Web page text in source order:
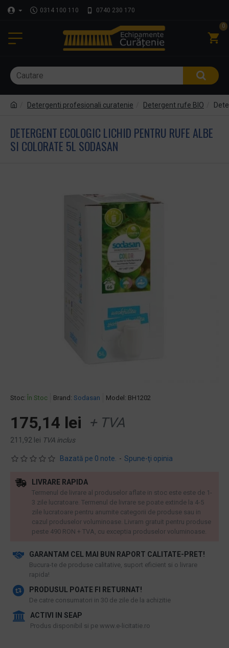
0314 100 110 0740 230 170
0
Detergenti profesionali curatenie Detergent rufe BIO
DETERGENT ECOLOGIC LICHID PENTRU RUFE ALBE
SI COLORATE 5L SODASAN
Stoc: În Stoc Brand: Sodasan Model: BH1202
Bazată pe 0 note. - Spune-ţi opinia
175,14 lei + TVA
211,92 lei TVA inclus
GARANTAM CEL MAI BUN RAPORT CALITATE-PRET!
​Bucura-te de produse calitative, suport eficient si o livrare
rapida!
PRODUSUL POATE FI RETURNAT!
De catre consumatori in 30 de zile de la achizitie
ACTIVI IN SEAP
Produs disponibil si pe www.e-licitatie.ro
LIVRARE RAPIDA
Termenul de livrare al produselor aflate in stoc este este de 1-
3 zile lucratoare. Termenul de livrare se poate extinde la 4-5
zile lucratoare pentru anumite categorii de produse sau in
cazul produselor voluminoase. Livram gratuit pentru produse
peste 490 RON + TVA, cu exceptia produselor voluminoase.